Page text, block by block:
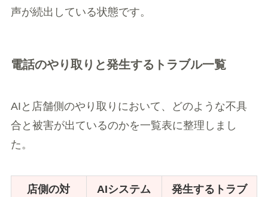
声が続出している状態です。
電話のやり取りと発生するトラブル一覧
AIと店舗側のやり取りにおいて、どのような不具
合と被害が出ているのかを一覧表に整理しまし
た。
店側の対
AIシステム
発生するトラブ